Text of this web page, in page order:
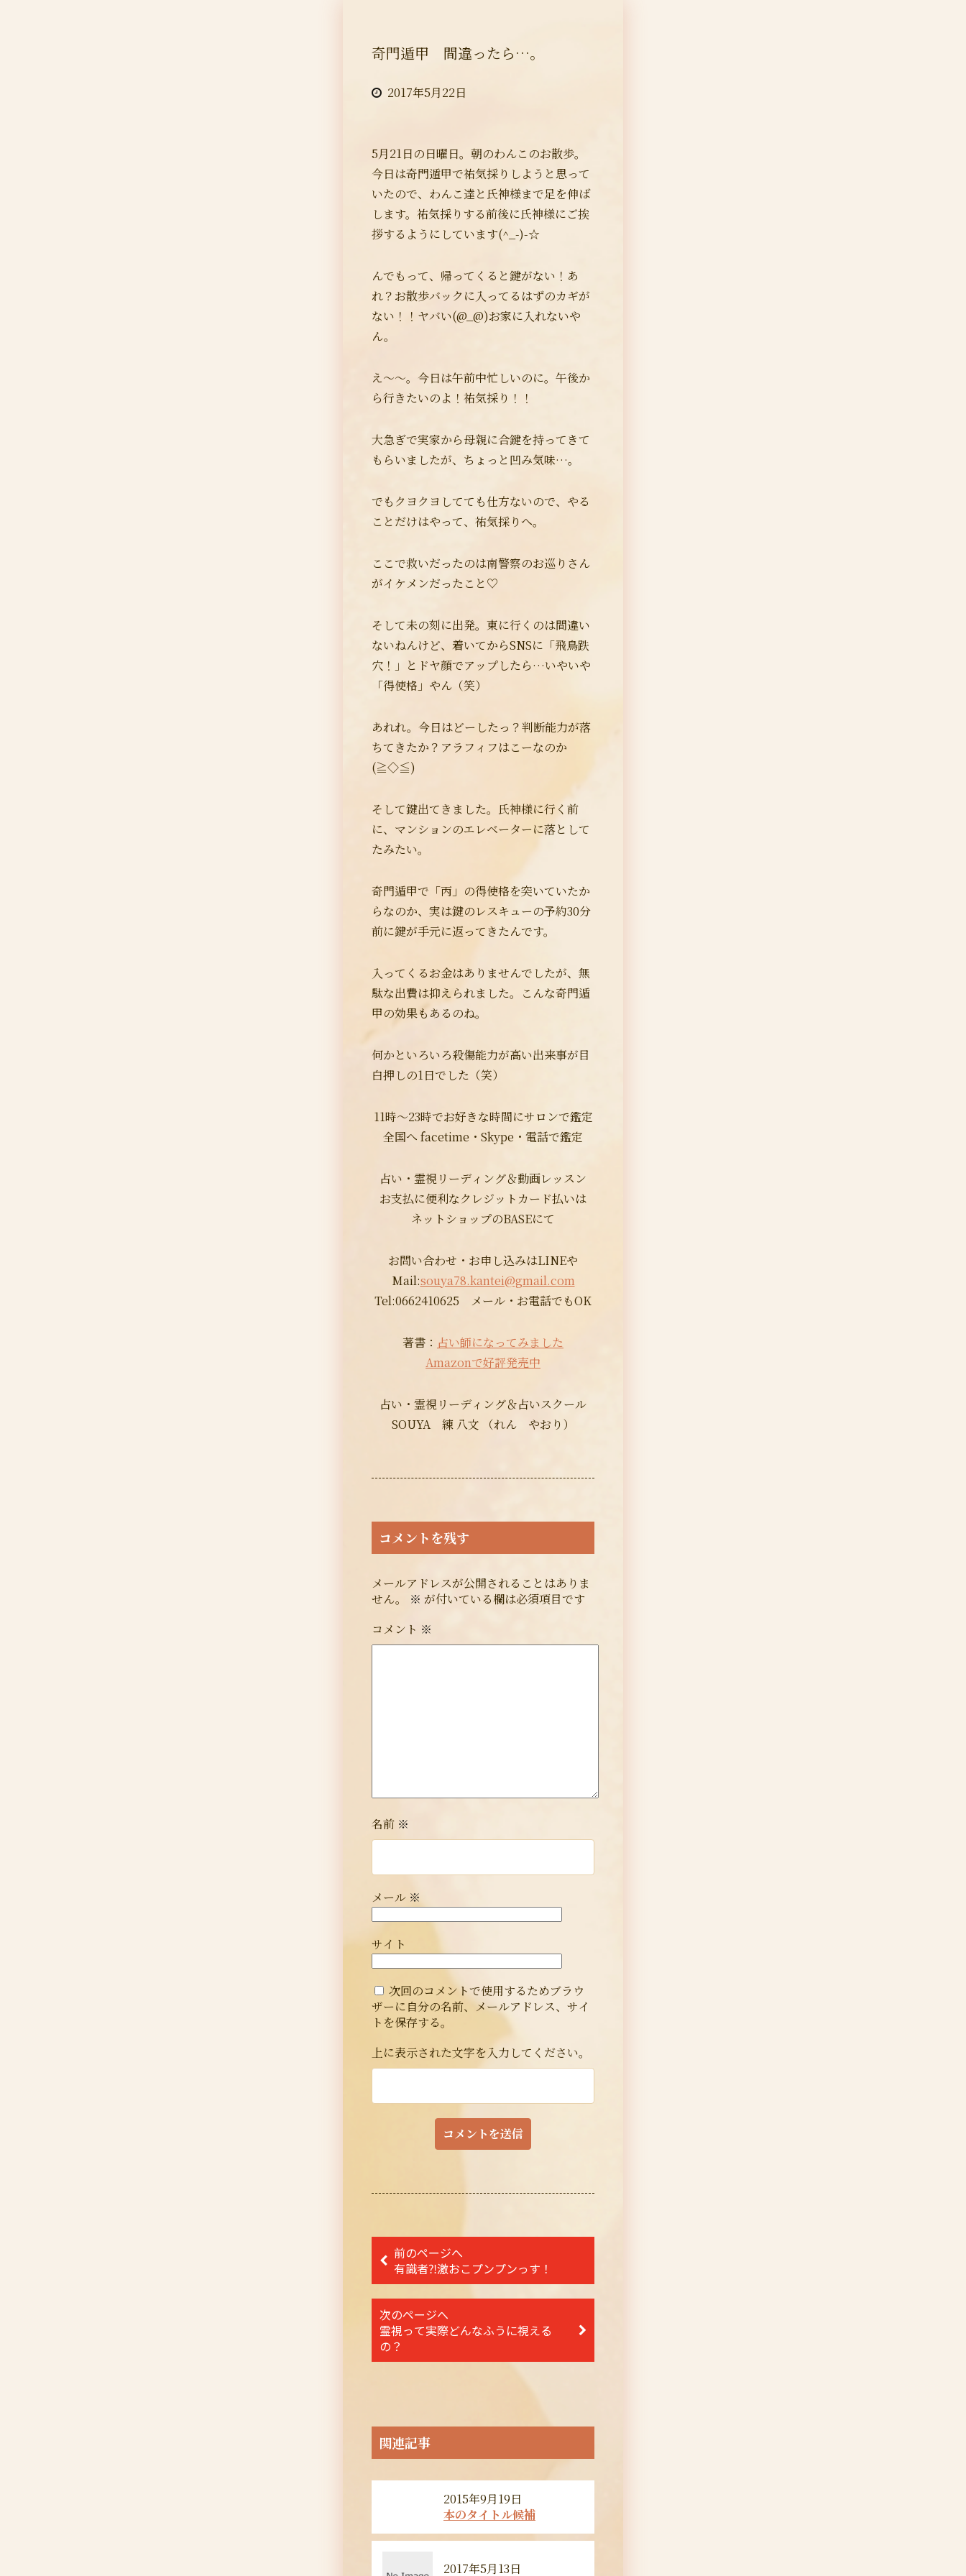
奇門遁甲 間違ったら…。
2017年5月22日
5月21日の日曜日。朝のわんこのお散歩。
今日は奇門遁甲で祐気採りしようと思って
いたので、わんこ達と氏神様まで足を伸ば
します。祐気採りする前後に氏神様にご挨
拶するようにしています(^_-)-☆
んでもって、帰ってくると鍵がない！あ
れ？お散歩バックに入ってるはずのカギが
ない！！ヤバい(@_@)お家に入れないや
ん。
え～～。今日は午前中忙しいのに。午後か
ら行きたいのよ！祐気採り！！
大急ぎで実家から母親に合鍵を持ってきて
もらいましたが、ちょっと凹み気味…。
でもクヨクヨしてても仕方ないので、やる
ことだけはやって、祐気採りへ。
ここで救いだったのは南警察のお巡りさん
がイケメンだったこと♡
そして未の刻に出発。東に行くのは間違い
ないねんけど、着いてからSNSに「飛鳥跌
穴！」とドヤ顔でアップしたら…いやいや
「得使格」やん（笑）
あれれ。今日はどーしたっ？判断能力が落
ちてきたか？アラフィフはこーなのか
(≧◇≦)
そして鍵出てきました。氏神様に行く前
に、マンションのエレベーターに落として
たみたい。
奇門遁甲で「丙」の得使格を突いていたか
らなのか、実は鍵のレスキューの予約30分
前に鍵が手元に返ってきたんです。
入ってくるお金はありませんでしたが、無
駄な出費は抑えられました。こんな奇門遁
甲の効果もあるのね。
何かといろいろ殺傷能力が高い出来事が目
白押しの1日でした（笑）
11時～23時でお好きな時間にサロンで鑑定
全国へ facetime・Skype・電話で鑑定
占い・霊視リーディング＆動画レッスン
お支払に便利なクレジットカード払いは
ネットショップのBASEにて
お問い合わせ・お申し込みはLINEや
Mail:souya78.kantei@gmail.com
Tel:0662410625 メール・お電話でもOK
著書： 占い師になってみました
Amazonで好評発売中
占い・霊視リーディング＆占いスクール
SOUYA 練 八文 （れん やおり）
コメントを残す
メールアドレスが公開されることはありま
せん。
※ が付いている欄は必須項目です
コメント ※
名前 ※
メール ※
サイト
次回のコメントで使用するためブラウ
ザーに自分の名前、メールアドレス、サイ
トを保存する。
上に表示された文字を入力してください。
稿
ナ
ビ
ゲ
ー
前のページへ
有識者⁈激おこプンプンっす！
次のページへ
霊視って実際どんなふうに視える
の？
関連記事
2015年9月19日
本のタイトル候補
2017年5月13日